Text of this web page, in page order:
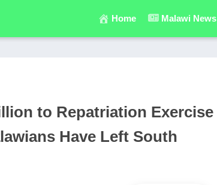
Home Malawi News
to Repatriation Exercise
Have Left South